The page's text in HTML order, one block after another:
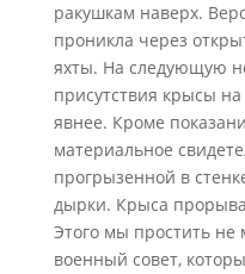
ракушкам наверх.
проникла через
яхты. На следующую
присутствия крысы
явнее. Кроме
материальное
прогрызенной в
дырки. Крыса
Этого мы простить не
военный совет,